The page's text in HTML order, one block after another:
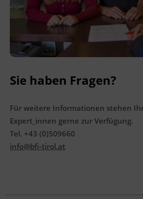
Terminübersicht
Sie haben Fragen?
Für weitere Informationen stehen
Expert_innen gerne zur Verfügung.
Tel. +43 (0)509660
info@bfi-tirol.at